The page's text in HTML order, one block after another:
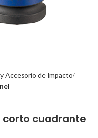
Accesorio de Impacto
corto cuadrante